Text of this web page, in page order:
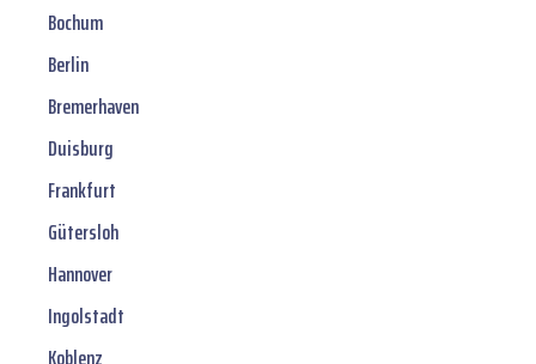
Bochum
Berlin
Bremerhaven
Duisburg
Frankfurt
Gütersloh
Hannover
Ingolstadt